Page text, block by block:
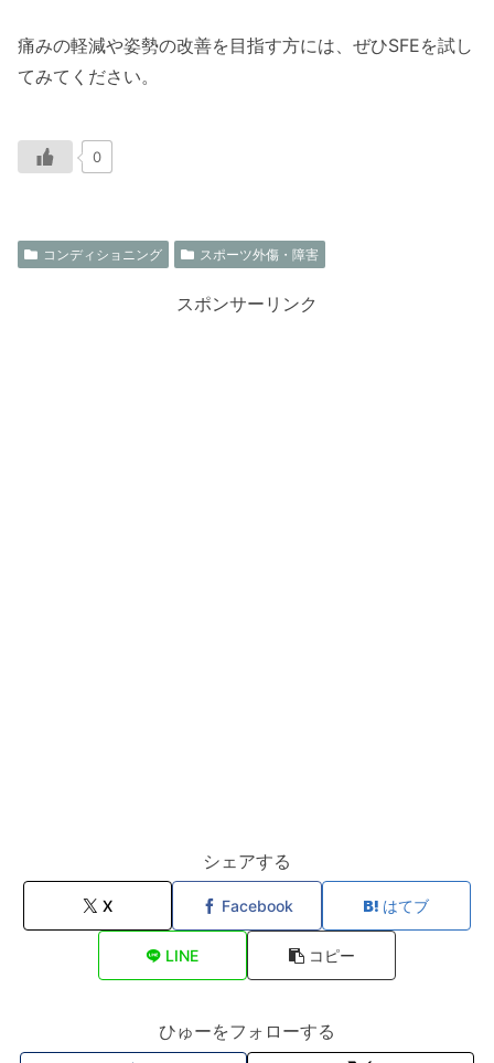
痛みの軽減や姿勢の改善を目指す方には、ぜひSFEを試し
てみてください。
0
コンディショニング スポーツ外傷・障害
スポンサーリンク
シェアする
X Facebook はてブ
LINE コピー
ひゅーをフォローする